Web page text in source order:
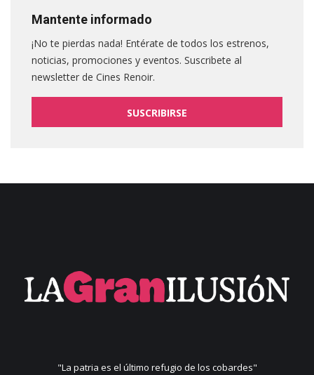
Mantente informado
¡No te pierdas nada! Entérate de todos los estrenos,
noticias, promociones y eventos. Suscribete al
newsletter de Cines Renoir.
SUSCRIBIRSE
"La patria es el último refugio de los cobardes"